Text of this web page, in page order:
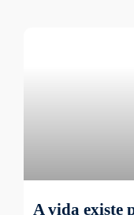
A vida existe